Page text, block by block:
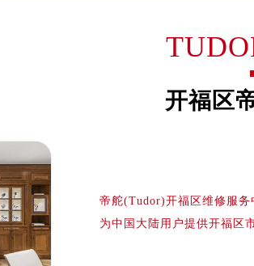
路29号星耀天地写字楼1号楼18层1803室
大道5号盐城金融城写字楼1号楼16层1604
东路399号置地商务中心东塔写字楼（华润
南路500号来福士广场办公楼20层2009室（
街777号金华万达广场写字楼4号楼22层
路379号世茂天际中心写字楼8层805室（
705号嘉兴世界贸易中心写字楼A座13层
红谷中大道998号绿地双子塔（中央广场）
路11111号华润中心写字楼（万象城）15层
开福区
帝舵(Tudor)开福区维修服务
为中国大陆用户提供开福区